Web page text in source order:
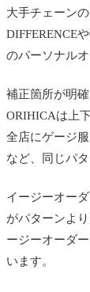
大手チェーン
DIFFERENCE
のパーソナル
補正箇所が明
ORIHICAは上
全店にゲージ
など、同じパ
イージーオー
がパターンよ
ージーオーダ
います。